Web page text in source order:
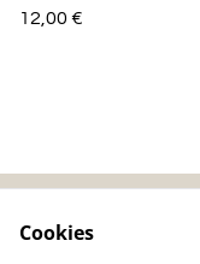
12,00 €
Cookies